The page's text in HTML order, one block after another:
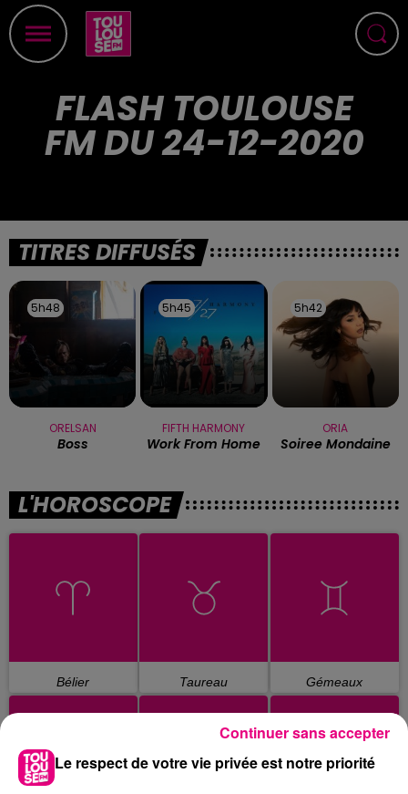
FLASH TOULOUSE
FM DU 24-12-2020
TITRES DIFFUSÉS
5h48
5h48
ORELSAN
Boss
5h45
5h45
FIFTH HARMONY
Work From Home
5h42
5h42
ORIA
Soiree Mondaine
L'HOROSCOPE
Bélier Taureau Gémeaux
Le respect de votre vie privée est notre priorité
Continuer sans accepter